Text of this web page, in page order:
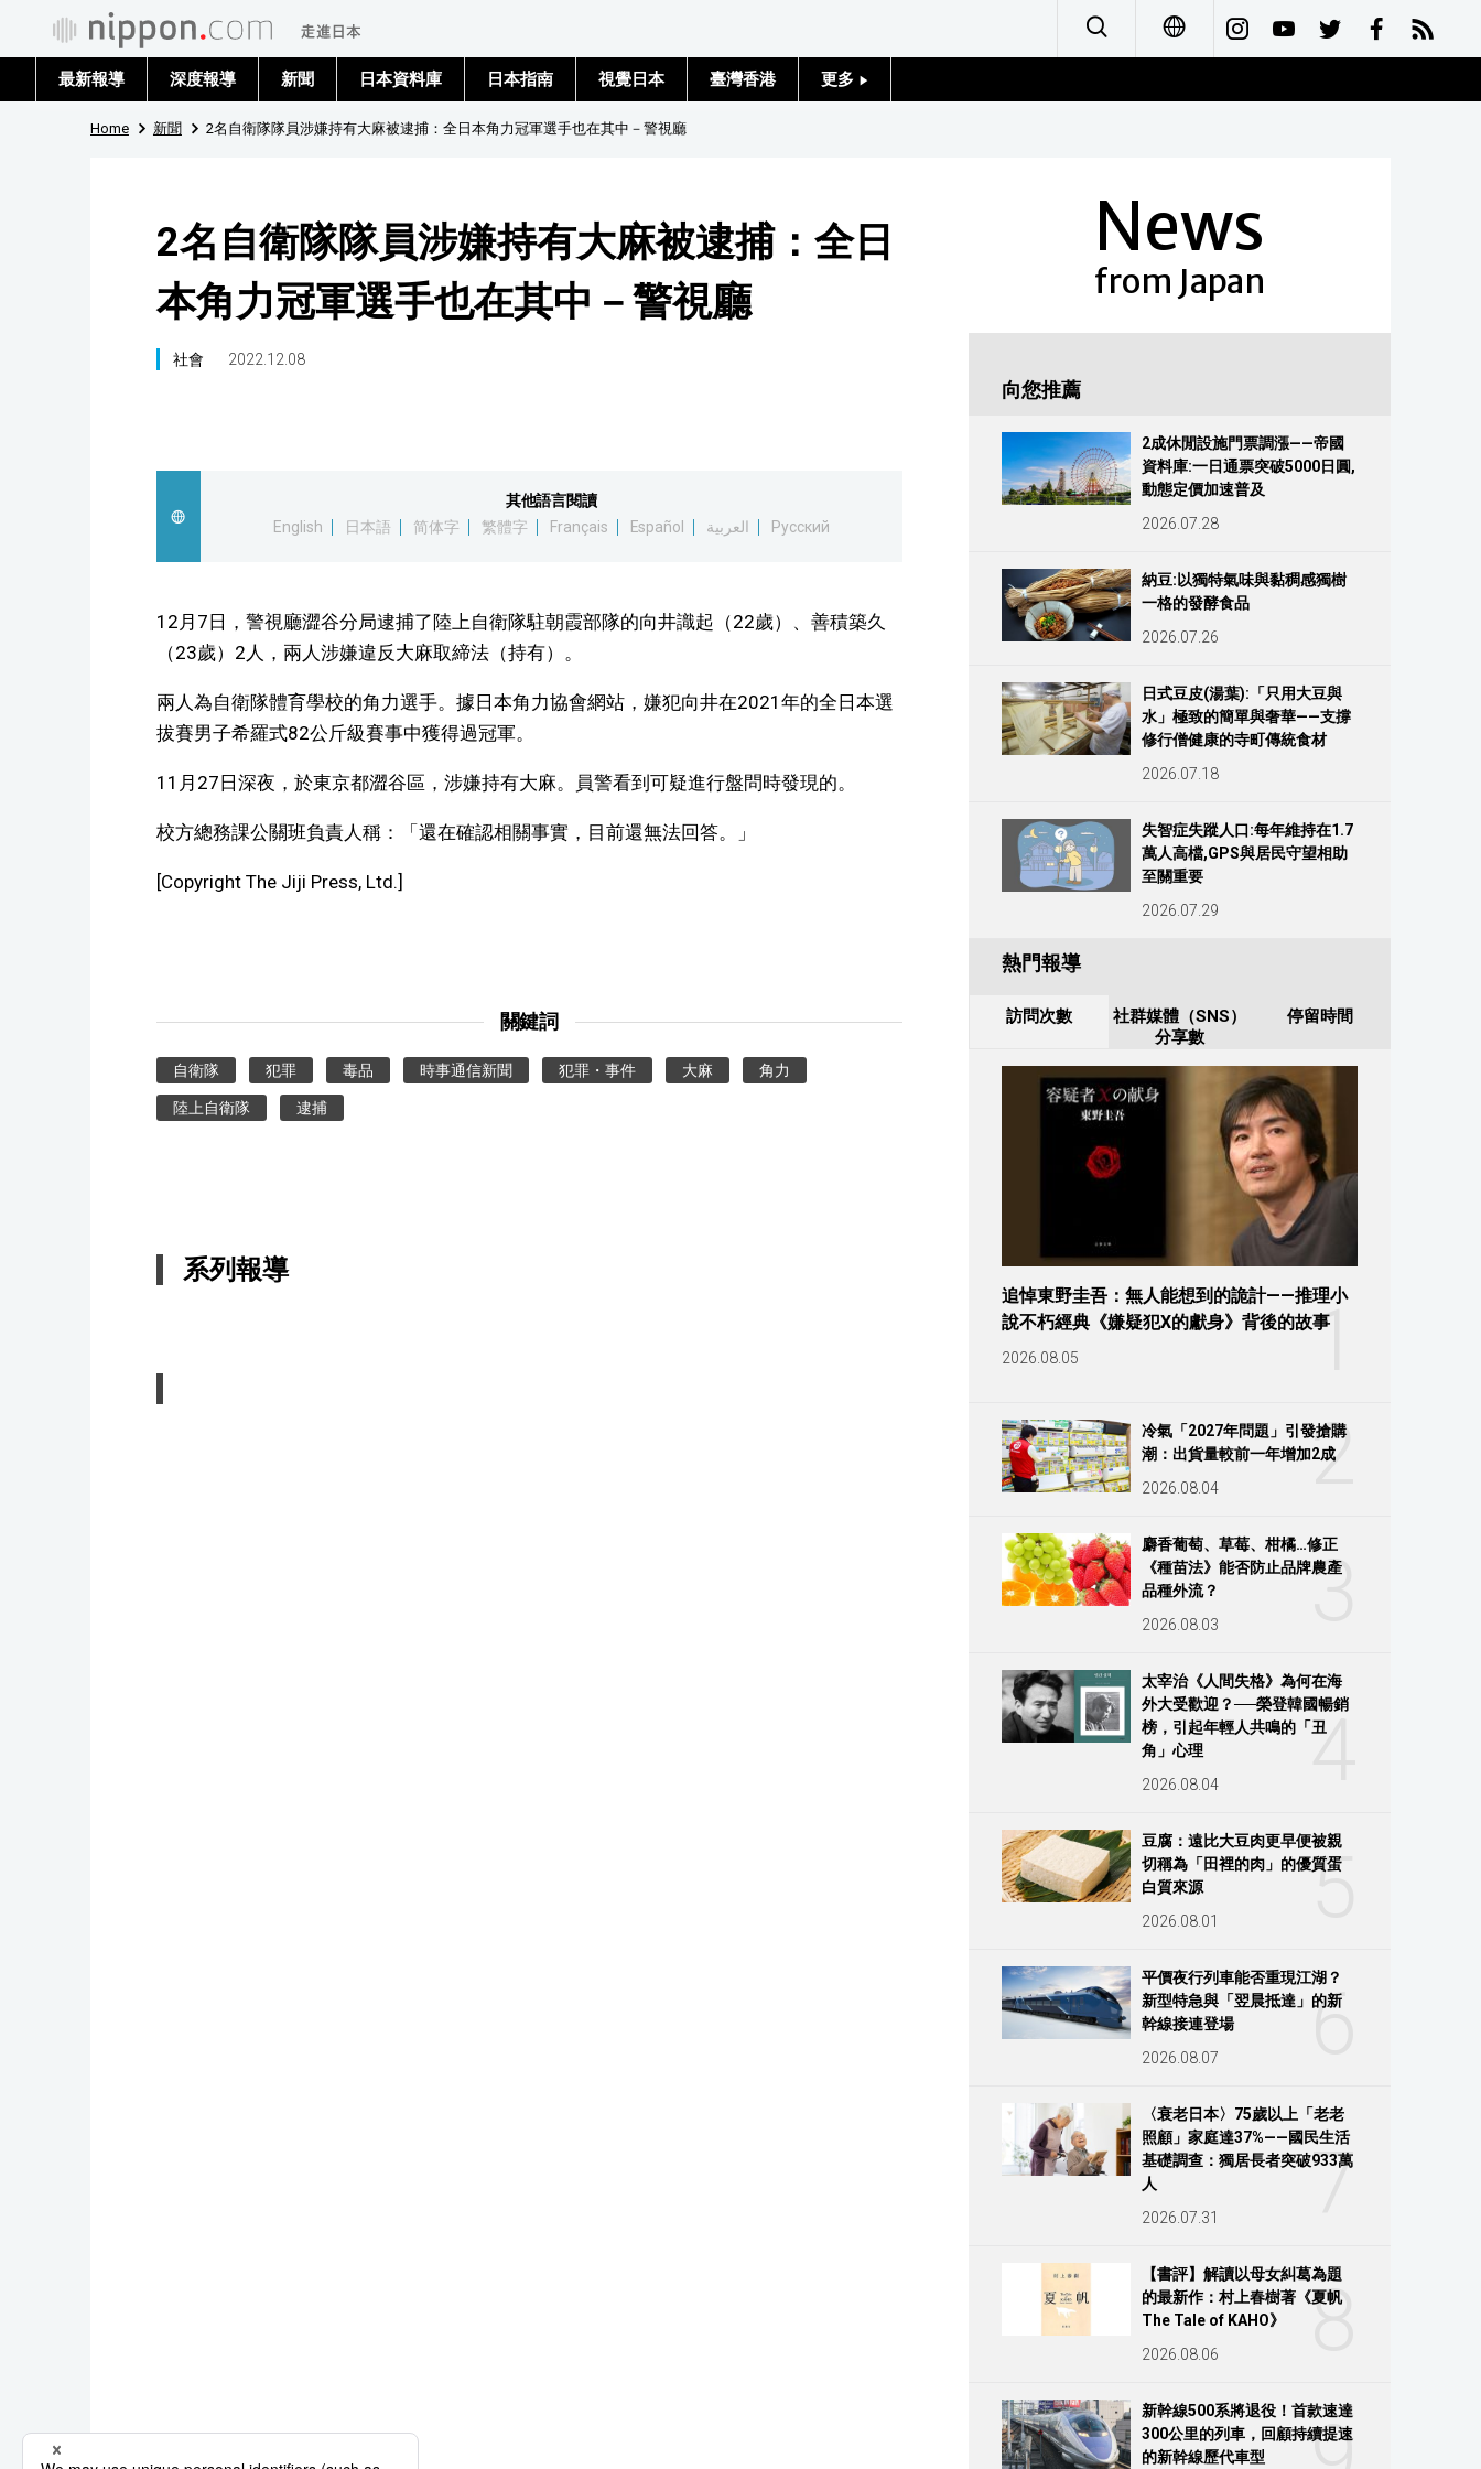
Français
最新報導 深度報導 新聞 日本資料庫 日本指南 視覺日本 臺灣香港 更多
政治外交
生活
東京
編輯部通知
Home 新聞 2名自衛隊隊員涉嫌持有大麻被逮捕：全日本角力冠軍選手也在其中－警視廳
2名自衛隊隊員涉嫌持有大麻被逮捕：全日
本角力冠軍選手也在其中－警視廳
社會 2022.12.08
其他語言閱讀
English
日本語 简体字 繁體字 Français Español العربية Русский
12月7日，警視廳澀谷分局逮捕了陸上自衛隊駐朝霞部隊的向井識起（22歲）、善積築久
（23歲）2人，兩人涉嫌違反大麻取締法（持有）。
兩人為自衛隊體育學校的角力選手。據日本角力協會網站，嫌犯向井在2021年的全日本選
拔賽男子希羅式82公斤級賽事中獲得過冠軍。
11月27日深夜，於東京都澀谷區，涉嫌持有大麻。員警看到可疑進行盤問時發現的。
校方總務課公關班負責人稱：「還在確認相關事實，目前還無法回答。」
[Copyright The Jiji Press, Ltd.]
關鍵詞
自衛隊 犯罪 毒品 時事通信新聞 犯罪・事件 大麻 角力
陸上自衛隊 逮捕
系列報導
News
from Japan
向您推薦
2成休閒設施門票調漲——帝國
資料庫:一日通票突破5000日圓,
動態定價加速普及
2026.07.28
納豆:以獨特氣味與黏稠感獨樹
一格的發酵食品
2026.07.26
日式豆皮(湯葉):「只用大豆與
水」極致的簡單與奢華——支撐
修行僧健康的寺町傳統食材
2026.07.18
失智症失蹤人口:每年維持在1.7
萬人高檔,GPS與居民守望相助
至關重要
2026.07.29
熱門報導
訪問次數
社群媒體（SNS）
分享數
停留時間
1
追悼東野圭吾：無人能想到的詭計——推理小
說不朽經典《嫌疑犯X的獻身》背後的故事
2026.08.05
2
冷氣「2027年問題」引發搶購
潮：出貨量較前一年增加2成
2026.08.04
3
麝香葡萄、草莓、柑橘…修正
《種苗法》能否防止品牌農產
品種外流？
2026.08.03
4
太宰治《人間失格》為何在海
外大受歡迎？──榮登韓國暢銷
榜，引起年輕人共鳴的「丑
角」心理
2026.08.04
5
豆腐：遠比大豆肉更早便被親
切稱為「田裡的肉」的優質蛋
白質來源
2026.08.01
6
平價夜行列車能否重現江湖？
新型特急與「翌晨抵達」的新
幹線接連登場
2026.08.07
7
〈衰老日本〉75歲以上「老老
照顧」家庭達37%——國民生活
基礎調查：獨居長者突破933萬
人
2026.07.31
8
【書評】解讀以母女糾葛為題
的最新作：村上春樹著《夏帆
The Tale of KAHO》
2026.08.06
新幹線500系將退役！首款速達
300公里的列車，回顧持續提速
的新幹線歷代車型